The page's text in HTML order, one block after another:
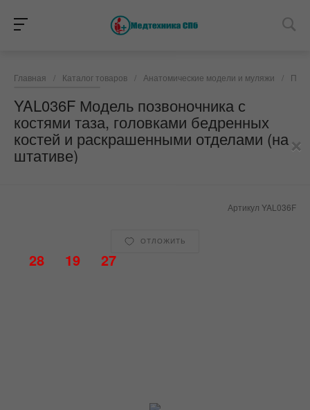
Главная / Каталог товаров / Анатомические модели и муляжи /
YAL036F Модель позвоночника с
костями таза, головками бедренных
костей и раскрашенными отделами (на
штативе)
Артикул YAL036F
ОТЛОЖИТЬ
×
28 19 27